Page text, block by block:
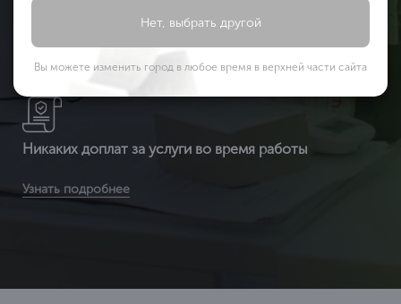
Подготовка всех необходимых документов
бланки (наша компания заказывает их на производстве, где
печатаются бланки под государств
Узнать подробнее
Никаких доплат за услуги во время работы
являемся федеральной компанией и можем позволить
Узнать подробнее
Нет, выбрать другой
Вы можете изменить город в любое время в верхней части сайта